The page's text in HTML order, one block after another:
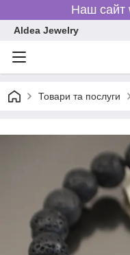
Наш сайт
Aldea Jewelry
Товари та послуги